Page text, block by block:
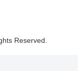
Reserved.